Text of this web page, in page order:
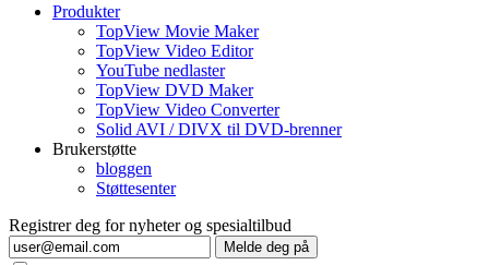
Produkter
TopView Movie Maker
TopView Video Editor
YouTube nedlaster
TopView DVD Maker
TopView Video Converter
Solid AVI / DIVX til DVD-brenner
Brukerstøtte
bloggen
Støttesenter
Registrer deg for nyheter og spesialtilbud
Melde deg på